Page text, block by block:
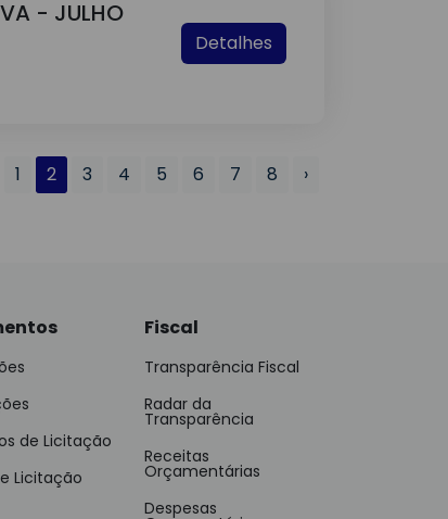
- JULHO
Detalhes
1 2 3 4 5 6 7 8 ›
de Licitação
Licitação
Fiscal
Transparência Fiscal
Radar da
Transparência
Receitas
Orçamentárias
Despesas